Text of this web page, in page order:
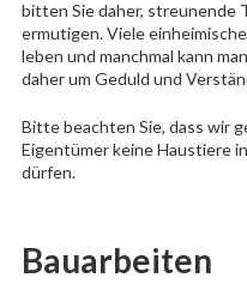
bitten Sie daher, streunende
ermutigen. Viele
leben und manchmal kann
daher um Geduld und
Bitte beachten Sie, dass wir
Eigentümer keine Haustiere
dürfen.
Bauarbeiten